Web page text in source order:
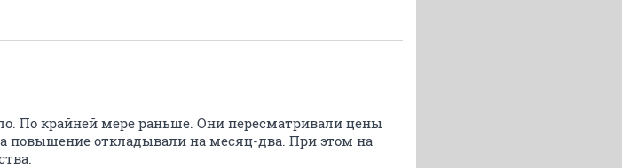
По крайней мере раньше. Они пересматривали цены
повышение откладывали на месяц-два. При этом на